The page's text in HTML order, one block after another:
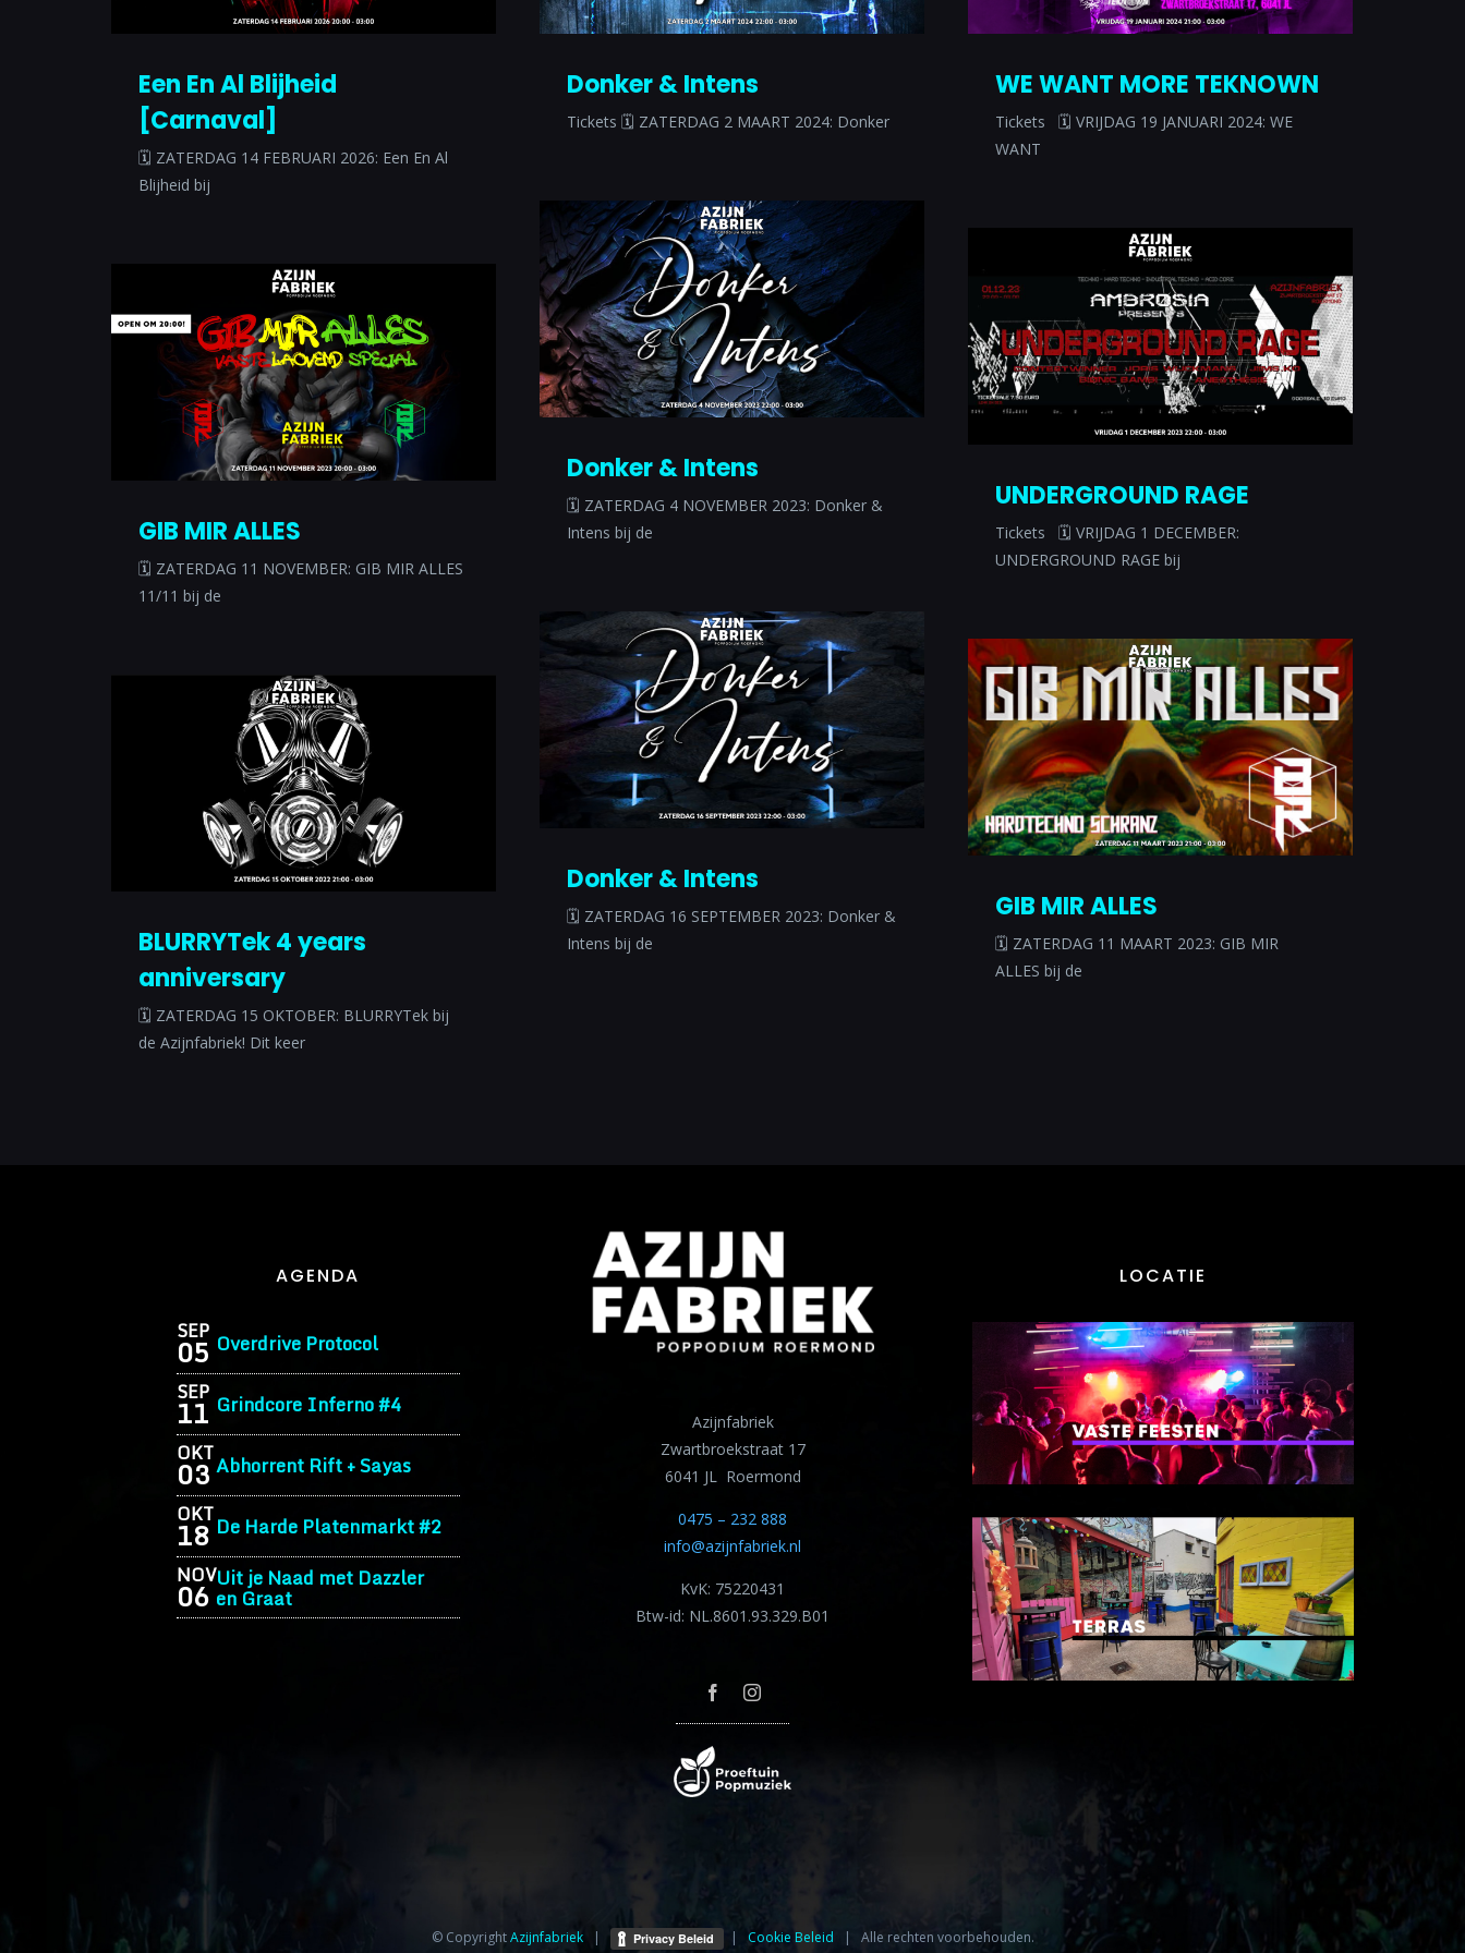
Een En Al Blijheid
[Carnaval]
🗓 ZATERDAG 14 FEBRUARI 2026: Een En Al
Blijheid bij
Donker & Intens
Tickets 🗓 ZATERDAG 2 MAART 2024: Donker
WE WANT MORE TEKNOWN
Tickets 🗓 VRIJDAG 19 JANUARI 2024: WE
WANT
Donker & Intens
🗓 ZATERDAG 4 NOVEMBER 2023: Donker &
Intens bij de
UNDERGROUND RAGE
Tickets 🗓 VRIJDAG 1 DECEMBER:
UNDERGROUND RAGE bij
GIB MIR ALLES
🗓 ZATERDAG 11 NOVEMBER: GIB MIR ALLES
11/11 bij de
Donker & Intens
🗓 ZATERDAG 16 SEPTEMBER 2023: Donker &
Intens bij de
GIB MIR ALLES
🗓 ZATERDAG 11 MAART 2023: GIB MIR
ALLES bij de
BLURRYTek 4 years
anniversary
🗓 ZATERDAG 15 OKTOBER: BLURRYTek bij
de Azijnfabriek! Dit keer
AGENDA
SEP
05 Overdrive Protocol
SEP
11 Grindcore Inferno #4
OKT
03 Abhorrent Rift + Sayas
OKT
18 De Harde Platenmarkt #2
NOV
06 Uit je Naad met Dazzler
en Graat
Azijnfabriek
Zwartbroekstraat 17
6041 JL Roermond
0475 – 232 888
info@azijnfabriek.nl
KvK: 75220431
Btw-id: NL.8601.93.329.B01
LOCATIE
© CopyrightAzijnfabriek⁩| | Cookie Beleid | Alle rechten voorbehouden.